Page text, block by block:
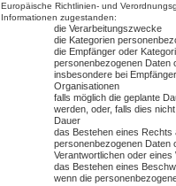
Europäische Richtlinien- und
Informationen zugestanden:
die Verarbeitungszwecke
die Kategorien
die Empfänger oder
personenbezogenen Daten
insbesondere bei
Organisationen
falls möglich die geplante
werden, oder, falls dies
Dauer
das Bestehen eines Rechts
personenbezogenen Daten
Verantwortlichen oder
das Bestehen eines
wenn die